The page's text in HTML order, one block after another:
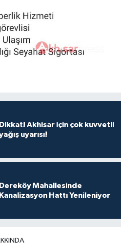
Dikkat! Akhisar için çok kuvvetli
uyarısı!
Dereköy Mahallesinde
Kanalizasyon Hattı Yenileniyor